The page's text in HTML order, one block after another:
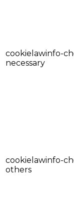
cookielawinfo-
necessary
cookielawinfo-
others